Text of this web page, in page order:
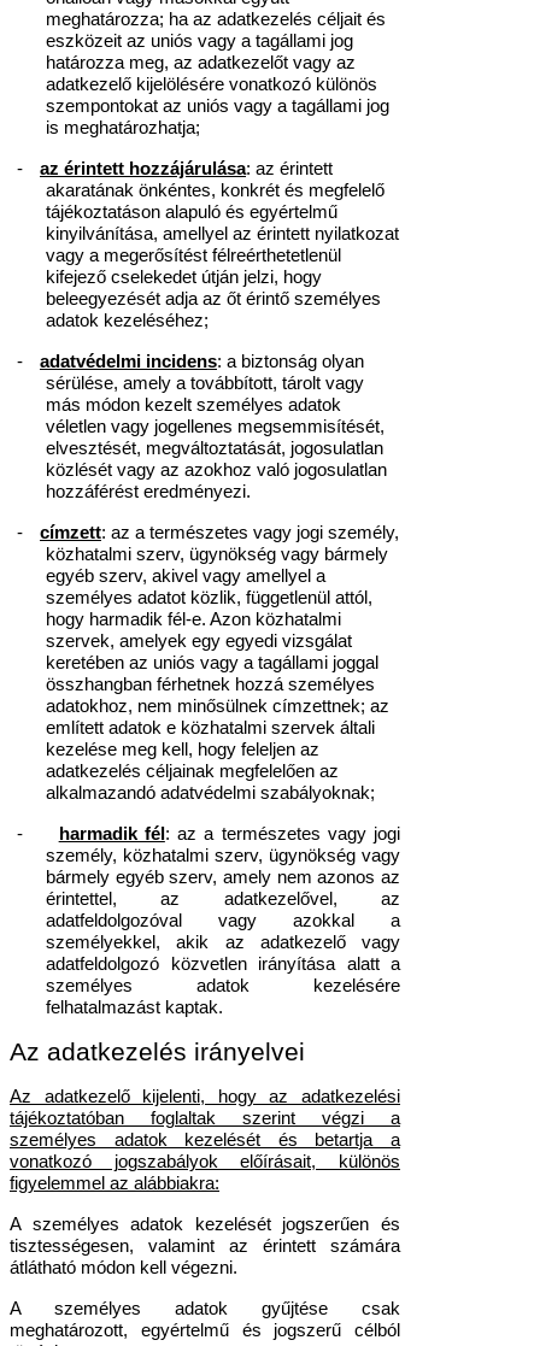
meghatározza; ha az adatkezelés céljait és
eszközeit az uniós vagy a tagállami jog
határozza meg, az adatkezelőt vagy az
adatkezelő kijelölésére vonatkozó különös
szempontokat az uniós vagy a tagállami jog
is meghatározhatja;
- az érintett hozzájárulása: az érintett
akaratának önkéntes, konkrét és megfelelő
tájékoztatáson alapuló és egyértelmű
kinyilvánítása, amellyel az érintett nyilatkozat
vagy a megerősítést félreérthetetlenül
kifejező cselekedet útján jelzi, hogy
beleegyezését adja az őt érintő személyes
adatok kezeléséhez;
- adatvédelmi incidens: a biztonság olyan
sérülése, amely a továbbított, tárolt vagy
más módon kezelt személyes adatok
véletlen vagy jogellenes megsemmisítését,
elvesztését, megváltoztatását, jogosulatlan
közlését vagy az azokhoz való jogosulatlan
hozzáférést eredményezi.
- címzett: az a természetes vagy jogi személy,
közhatalmi szerv, ügynökség vagy bármely
egyéb szerv, akivel vagy amellyel a
személyes adatot közlik, függetlenül attól,
hogy harmadik fél-e. Azon közhatalmi
szervek, amelyek egy egyedi vizsgálat
keretében az uniós vagy a tagállami joggal
összhangban férhetnek hozzá személyes
adatokhoz, nem minősülnek címzettnek; az
említett adatok e közhatalmi szervek általi
kezelése meg kell, hogy feleljen az
adatkezelés céljainak megfelelően az
alkalmazandó adatvédelmi szabályoknak;
- harmadik fél : az a természetes vagy jogi
személy, közhatalmi szerv, ügynökség vagy
bármely egyéb szerv, amely nem azonos az
érintettel, az adatkezelővel, az
adatfeldolgozóval vagy azokkal a
személyekkel, akik az adatkezelő vagy
adatfeldolgozó közvetlen irányítása alatt a
személyes adatok kezelésére
felhatalmazást kaptak.
Az adatkezelés irányelvei
Az adatkezelő kijelenti, hogy az adatkezelési
tájékoztatóban foglaltak szerint végzi a
személyes adatok kezelését és betartja a
vonatkozó jogszabályok előírásait, különös
figyelemmel az alábbiakra:
A személyes adatok kezelését jogszerűen és
tisztességesen, valamint az érintett számára
átlátható módon kell végezni.
A személyes adatok gyűjtése csak
meghatározott, egyértelmű és jogszerű célból